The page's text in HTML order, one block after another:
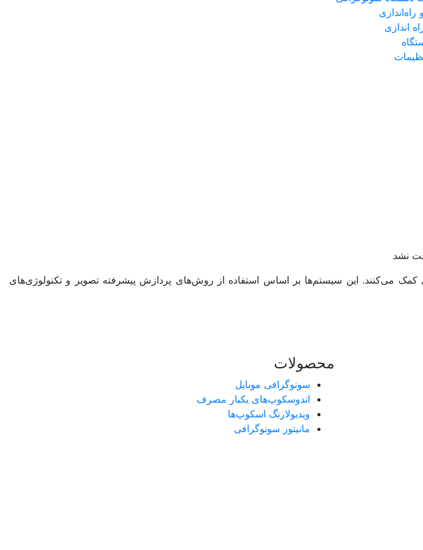
اندازی
نشد
کمک می‌کنند. این سیستم‌ها بر اساس استفاده از روش‌های پردازش پیشرفته تصویر و تکنولوژی‌های
محصولات
سونوگرافی موبایل
اندوسکوپ‌های یکبار مصرف
ویدیولارنگ اسکوپ‌ها
مانیتور سونوگرافی